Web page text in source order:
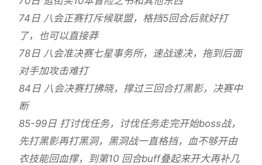
74日 八会正赛打斥候联盟，格挡5回合后就好打
了，也可以直接莽
78日 八会准决赛七星事务所，速战速决，拖到后面
对手加攻击难打
84日 八会决赛打拂晓，撑过三回合打黑影，决赛中
断
85-99日 打讨伐任务，讨伐任务走完开始boss战，
先打黑影再打黑洞，黑洞战一直格挡，血不够开由
衣技能回血撑，到第10 回合buff叠起来开大再补几